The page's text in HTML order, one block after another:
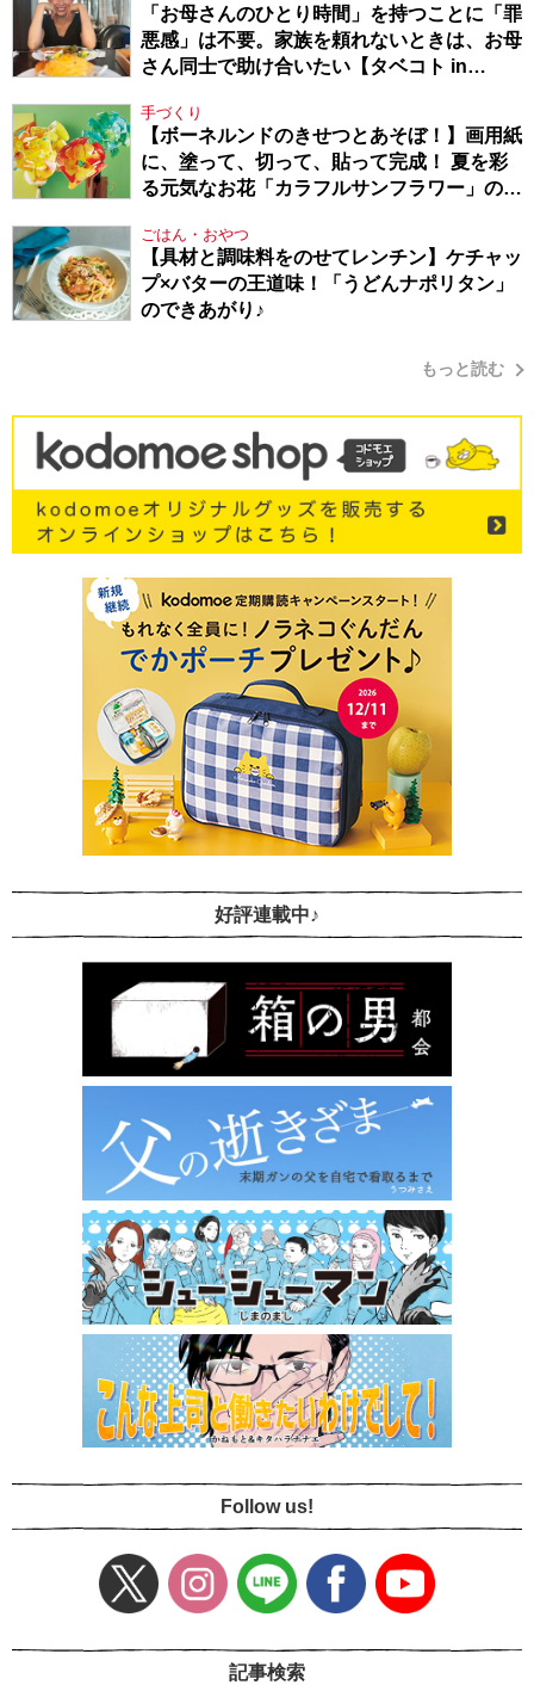
「お母さんのひとり時間」を持つことに「罪
悪感」は不要。家族を頼れないときは、お母
さん同士で助け合いたい【タベコト in
手づくり
【ボーネルンドのきせつとあそぼ！】画用紙
に、塗って、切って、貼って完成！ 夏を彩
る元気なお花「カラフルサンフラワー」の作
ごはん・おやつ
【具材と調味料をのせてレンチン】ケチャッ
プ×バターの王道味！「うどんナポリタン」
のできあがり♪
もっと読む
好評連載中♪
Follow us!
記事検索